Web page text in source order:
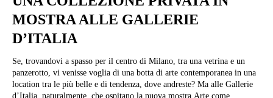
MOSTRA ALLE GALLERIE
D’ITALIA
Se, trovandovi a spasso per il centro di Milano, tra una vetrina e un
panzerotto, vi venisse voglia di una botta di arte contemporanea in una
location tra le più belle e di tendenza, dove andreste? Ma alle Gallerie
d’Italia, naturalmente, che ospitano la nuova mostra Arte come